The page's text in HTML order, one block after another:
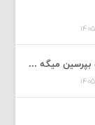
دانلود آهنگ یوسف زمانی به نام از شب بپرسین میگه چه روزگاری دارم